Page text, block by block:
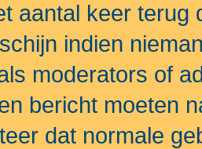
aantal keer terug
indien
moderators of
bericht moeten
dat normale